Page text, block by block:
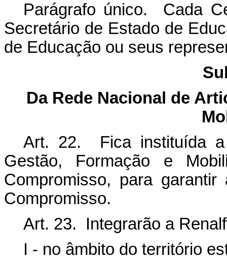
Parágrafo único. Cada
Secretário de Estado de
de Educação ou seus
Da Rede Nacional de
Art. 22. Fica instituída a
Gestão, Formação e
Compromisso, para
Compromisso.
Art. 23. Integrarão a
I - no âmbito do território